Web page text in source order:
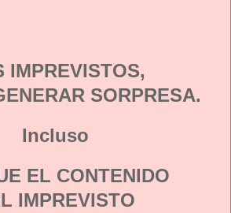
IMPREVISTOS,
SORPRESA.
Incluso
EL CONTENIDO
IMPREVISTO